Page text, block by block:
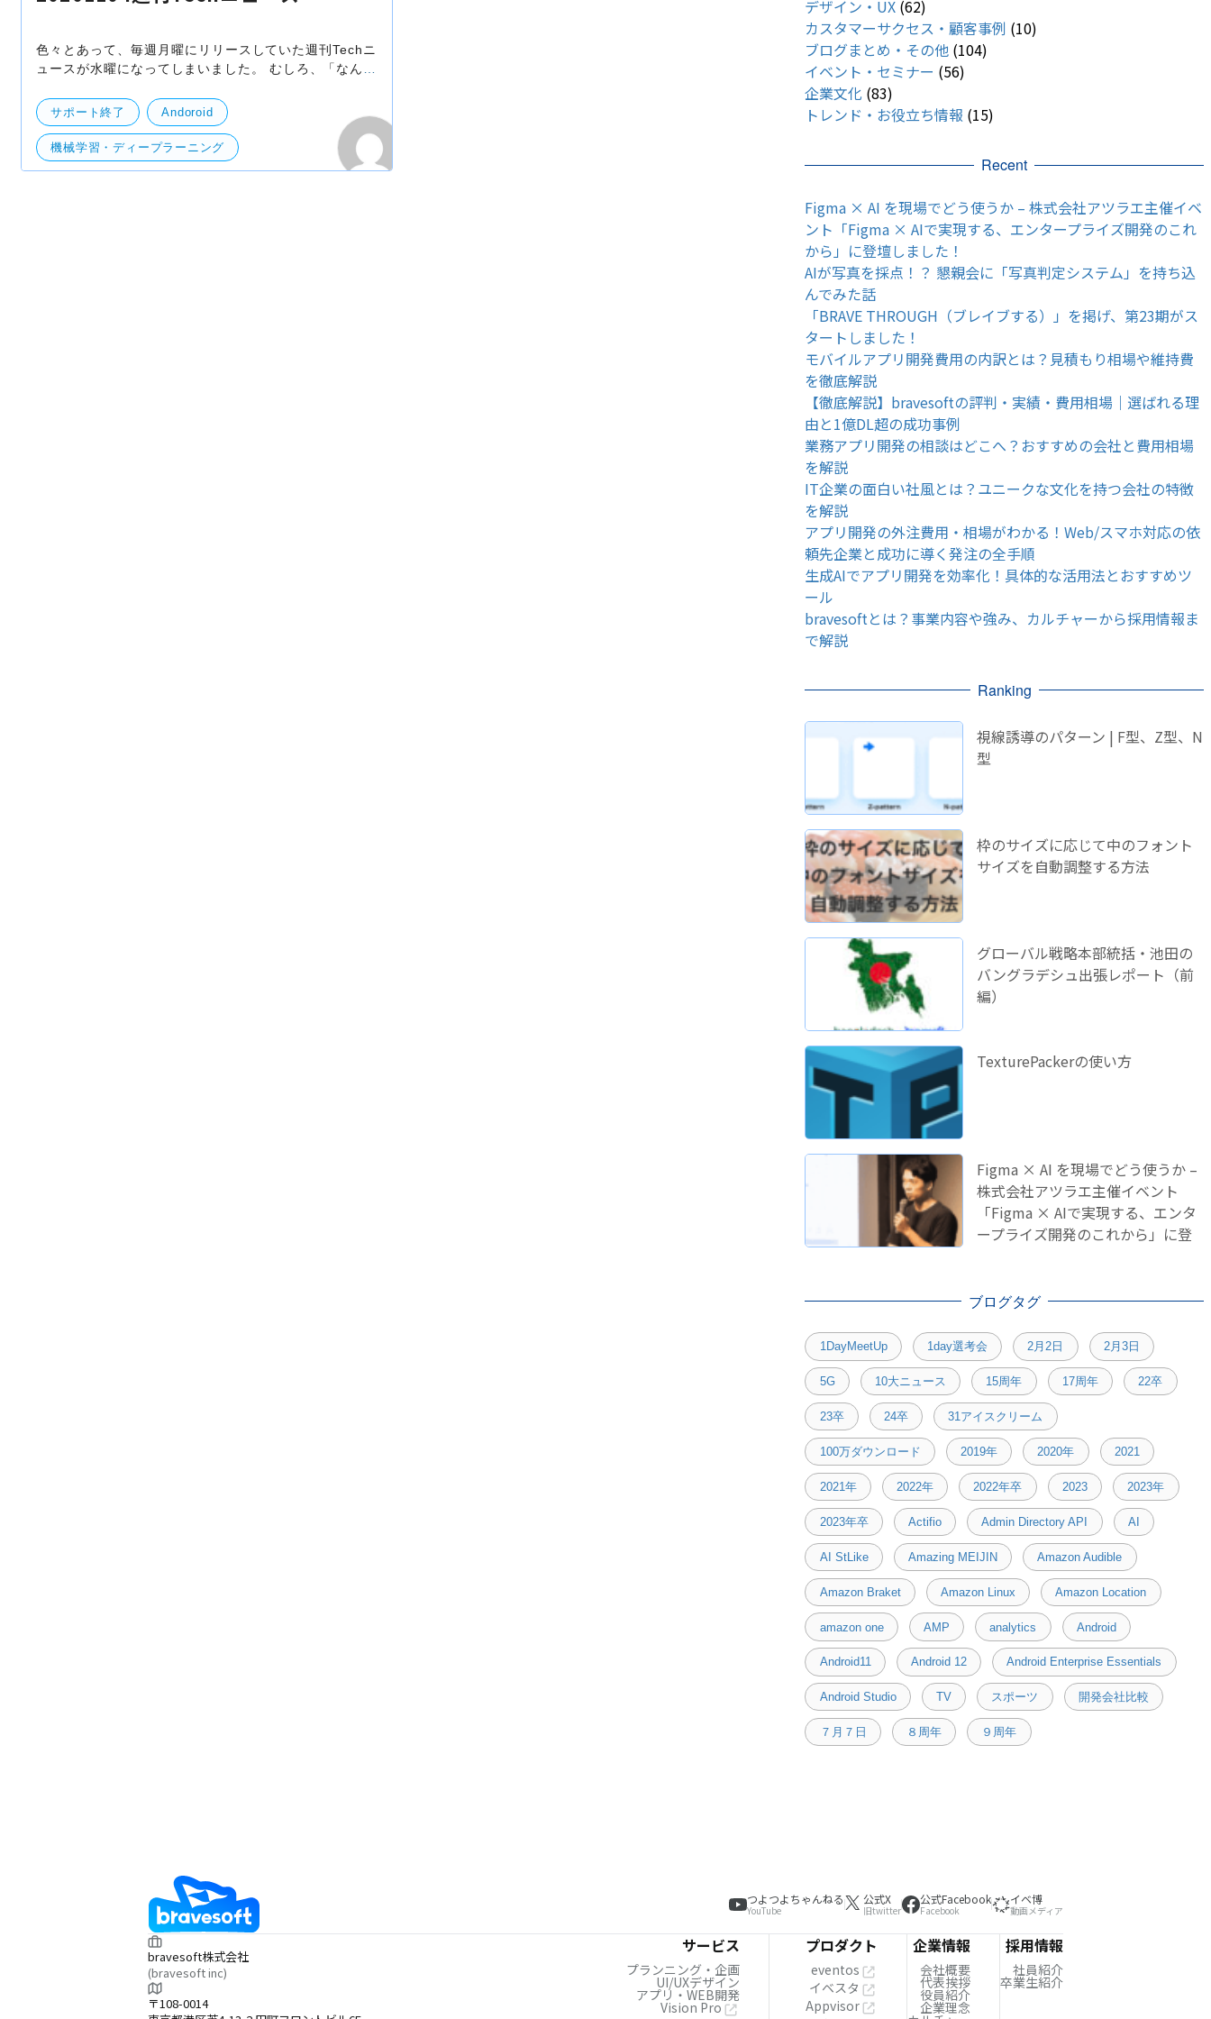
色々とあって、毎週月曜にリリースしていた週刊Techニ
ュースが水曜になってしまいました。 むしろ、「なんで
い待っていただけているなら嬉しい限りですが。。。
サポート終了 Andoroid
機械学習・ディープラーニング
デザイン・UX (62)
カスタマーサクセス・顧客事例 (10)
ブログまとめ・その他 (104)
イベント・セミナー (56)
企業文化 (83)
トレンド・お役立ち情報 (15)
Recent
Figma × AI を現場でどう使うか – 株式会社アツラエ主催イベ
ント「Figma × AIで実現する、エンタープライズ開発のこれ
から」に登壇しました！
AIが写真を採点！？ 懇親会に「写真判定システム」を持ち込
んでみた話
「BRAVE THROUGH（ブレイブする）」を掲げ、第23期がス
タートしました！
モバイルアプリ開発費用の内訳とは？見積もり相場や維持費
を徹底解説
【徹底解説】bravesoftの評判・実績・費用相場｜選ばれる理
由と1億DL超の成功事例
業務アプリ開発の相談はどこへ？おすすめの会社と費用相場
を解説
IT企業の面白い社風とは？ユニークな文化を持つ会社の特徴
を解説
アプリ開発の外注費用・相場がわかる！Web/スマホ対応の依
頼先企業と成功に導く発注の全手順
生成AIでアプリ開発を効率化！具体的な活用法とおすすめツ
ール
bravesoftとは？事業内容や強み、カルチャーから採用情報ま
で解説
Ranking
視線誘導のパターン | F型、Z型、N
型
枠のサイズに応じて中のフォント
サイズを自動調整する方法
グローバル戦略本部統括・池田の
バングラデシュ出張レポート（前
編）
TexturePackerの使い方
Figma × AI を現場でどう使うか –
株式会社アツラエ主催イベント
「Figma × AIで実現する、エンタ
ープライズ開発のこれから」に登
ブログタグ
1DayMeetUp 1day選考会 2月2日 2月3日
5G 10大ニュース 15周年 17周年 22卒
23卒 24卒 31アイスクリーム
100万ダウンロード 2019年 2020年 2021
2021年 2022年 2022年卒 2023 2023年
2023年卒 Actifio Admin Directory API AI
AI StLike Amazing MEIJIN Amazon Audible
Amazon Braket Amazon Linux Amazon Location
amazon one AMP analytics Android
Android11 Android 12 Android Enterprise Essentials
Android Studio TV スポーツ 開発会社比較
７月７日 ８周年 ９周年
つよつよちゃんねる
YouTube
公式X
旧twitter
公式Facebook
Facebook
イベ博
動画メディア
bravesoft株式会社
(bravesoft inc)
〒108-0014
サービス
プランニング・企画
UI/UXデザイン
アプリ・WEB開発
Vision Pro
プロダクト
eventos
イベスタ
Appvisor
企業情報
会社概要
代表挨拶
役員紹介
企業理念
採用情報
社員紹介
卒業生紹介